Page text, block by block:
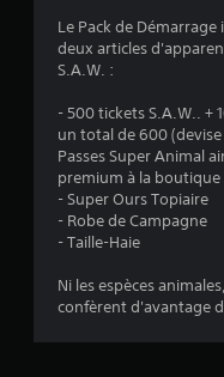
Le Pack de
deux articles
S.A.W. :
- 500 tickets S.A.W.. +
un total de 600
Passes Super Animal
premium à la boutique
- Super Ours Topiaire
- Robe de Campagne
- Taille-Haie
Ni les espèces
confèrent d'avantage